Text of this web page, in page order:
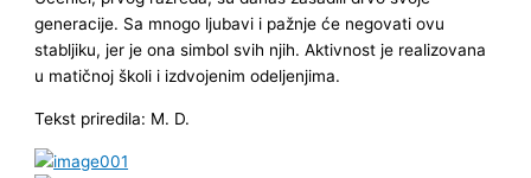
generacije. Sa mnogo ljubavi i pažnje će negovati ovu
stabljiku, jer je ona simbol svih njih. Aktivnost je realizovana
u matičnoj školi i izdvojenim odeljenjima.
Tekst priredila: M. D.